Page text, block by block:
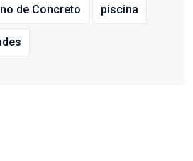
de Concreto piscina